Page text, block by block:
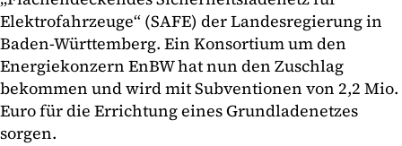
Elektrofahrzeuge“ (SAFE) der Landesregierung in
Baden-Württemberg. Ein Konsortium um den
Energiekonzern EnBW hat nun den Zuschlag
bekommen und wird mit Subventionen von 2,2 Mio.
Euro für die Errichtung eines Grundladenetzes
sorgen.